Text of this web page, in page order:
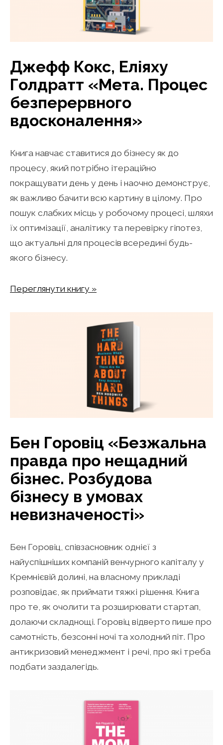
Джефф Кокс, Еліяху
Голдратт «Мета. Процес
безперервного
вдосконалення»
Книга навчає ставитися до бізнесу як до
процесу, який потрібно ітераційно
покращувати день у день і наочно демонструє,
як важливо бачити всю картину в цілому. Про
пошук слабких місць у робочому процесі, шляхи
їх оптимізації, аналітику та перевірку гіпотез,
що актуальні для процесів всередині будь-
якого бізнесу.
Переглянути книгу »
Бен Горовіц «Безжальна
правда про нещадний
бізнес. Розбудова
бізнесу в умовах
невизначеності»
Бен Горовіц, співзасновник однієї з
найуспішніших компаній венчурного капіталу у
Кремнієвій долині, на власному прикладі
розповідає, як приймати тяжкі рішення. Книга
про те, як очолити та розширювати стартап,
долаючи складнощі. Горовіц відверто пише про
самотність, безсонні ночі та холодний піт. Про
антикризовий менеджмент і речі, про які треба
подбати заздалегідь.